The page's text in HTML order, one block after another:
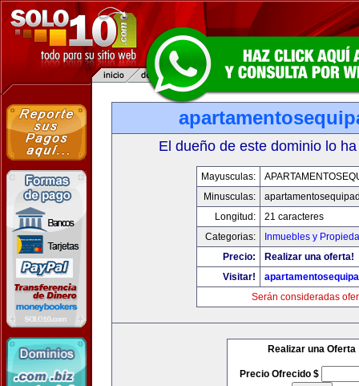
El dueño de este dominio lo
Mayusculas:
Minusculas:
Longitud:
21 caracteres
Categorias:
Inmuebles y
Precio:
Realizar una oferta!
Visitar!
Serán consideradas
Realizar una Oferta
Precio Ofrecido $